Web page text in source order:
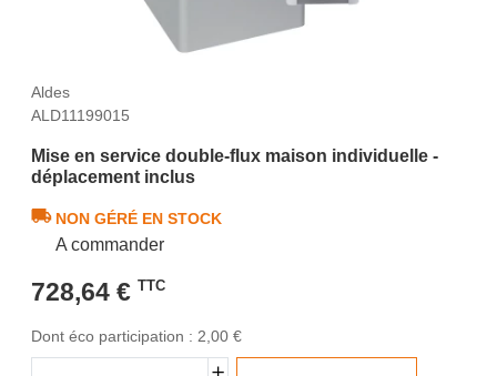
Aldes
ALD11199015
Mise en service double-flux maison individuelle -
déplacement inclus
NON GÉRÉ EN STOCK
A commander
728,64 € TTC
Dont éco participation : 2,00 €